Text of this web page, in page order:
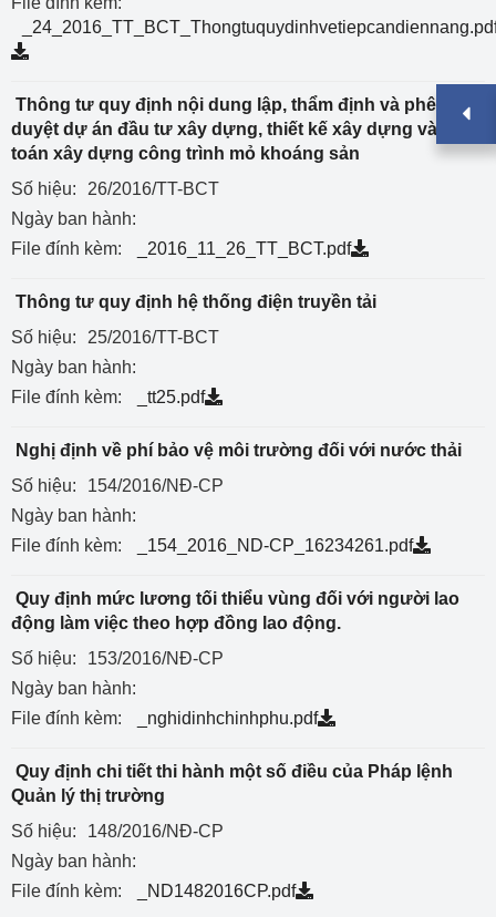
Thông tư quy định nội dung lập, thẩm định và phê
duyệt dự án đầu tư xây dựng, thiết kế xây dựng và dự
toán xây dựng công trình mỏ khoáng sản
Số hiệu:
26/2016/TT-BCT
Ngày ban hành:
File đính kèm:
_2016_11_26_TT_BCT.pdf
Thông tư quy định hệ thống điện truyền tải
Số hiệu:
25/2016/TT-BCT
Ngày ban hành:
File đính kèm:
_tt25.pdf
Nghị định về phí bảo vệ môi trường đối với nước thải
Số hiệu:
154/2016/NĐ-CP
Ngày ban hành:
File đính kèm:
_154_2016_ND-CP_16234261.pdf
Quy định mức lương tối thiểu vùng đối với người lao
động làm việc theo hợp đồng lao động.
Số hiệu:
153/2016/NĐ-CP
Ngày ban hành:
File đính kèm:
_nghidinhchinhphu.pdf
Quy định chi tiết thi hành một số điều của Pháp lệnh
Quản lý thị trường
Số hiệu:
148/2016/NĐ-CP
Ngày ban hành:
File đính kèm:
_ND1482016CP.pdf